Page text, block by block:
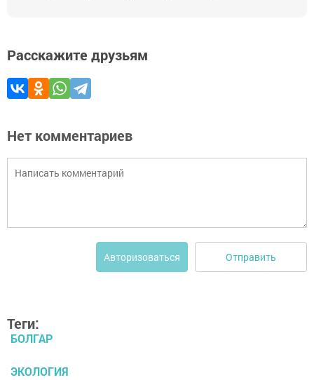
Расскажите друзьям
Нет комментариев
Авторизоваться Отправить
Теги:
БОЛГАР
ЭКОЛОГИЯ